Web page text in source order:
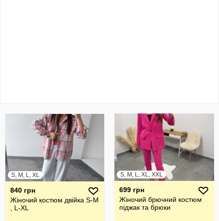
S, M, L, XL
840 грн
Жіночий костюм двійка S-M
, L-XL
S, M, L, XL, XXL
699 грн
Жіночий брючний костюм
піджак та брюки